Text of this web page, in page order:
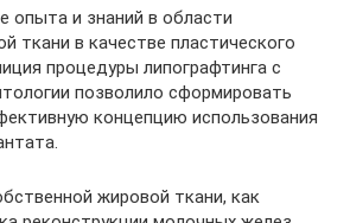
опыта и знаний в области
ткани в качестве пластического
процедуры липографтинга с
позволило сформировать
концепцию использования
жировой ткани, как